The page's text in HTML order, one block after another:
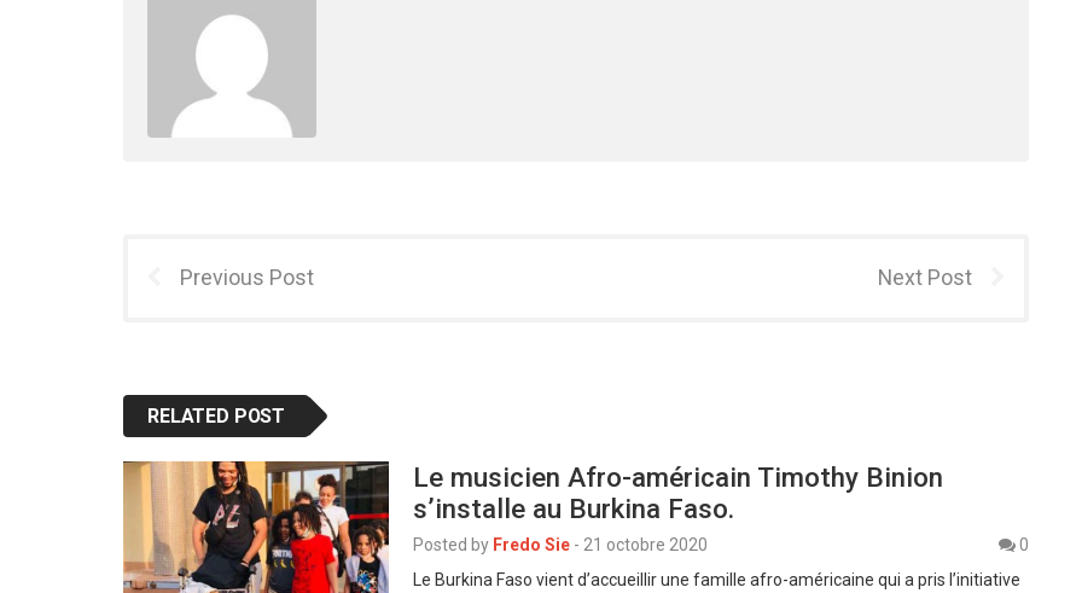
Previous Post Next Post
RELATED POST
Le musicien Afro-américain Timothy Binion
s’installe au Burkina Faso.
Posted by Fredo Sie - 21 octobre 2020
0
Le Burkina Faso vient d’accueillir une famille afro-américaine qui a pris l’initiative